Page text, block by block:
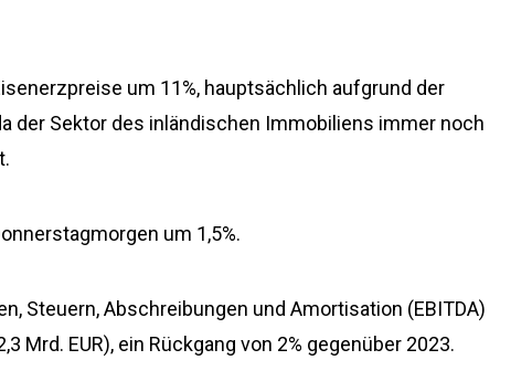
um 11%, hauptsächlich aufgrund der
der Sektor des inländischen Immobiliens immer noch
um 1,5%.
Steuern, Abschreibungen und Amortisation (EBITDA)
Mrd. EUR), ein Rückgang von 2% gegenüber 2023.